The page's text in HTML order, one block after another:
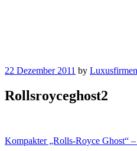
22 Dezember 2011 by
Rollsroyceghost2
Beitragsnavigation
Kompakter „Rolls-Royce Ghost“